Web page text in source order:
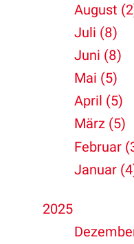
August
Juli (8)
Juni (8)
Mai (5)
April (5)
März (5)
Februar
Januar
2025